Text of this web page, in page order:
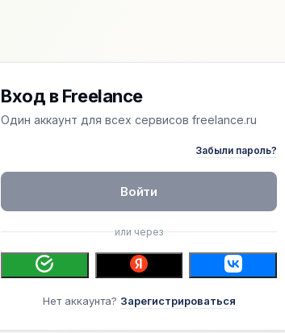
Вход в Freelance
Один аккаунт для всех сервисов freelance.ru
Забыли пароль?
Войти
или через
Нет аккаунта? Зарегистрироваться